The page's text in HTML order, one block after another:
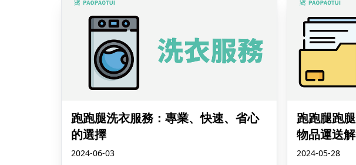
跑跑腿洗衣服務：專業、快速、省心
的選擇
2024-06-03
跑跑腿跑
物品運送
2024-05-28